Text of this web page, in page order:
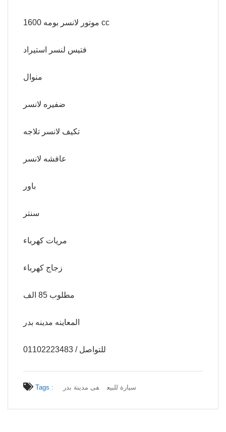
موتور لانسر بومه 1600 cc
فتيس لنسر استيراد
منوال
ضفيره لانسر
تكيف لانسر تلاجه
عافشه لانسر
باور
سنتر
مريات كهرباء
زجاج كهرباء
مطلوب 85 الف
المعاينه مدينه بدر
للتواصل / 01102223483
Tags : سيارة للبيع فى مدينة بدر